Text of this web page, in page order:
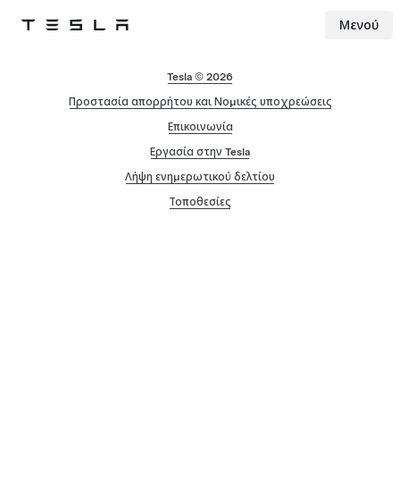
Tesla Μενού
Tesla © 2026
Προστασία απορρήτου και Νομικές υποχρεώσεις
Επικοινωνία
Εργασία στην Tesla
Λήψη ενημερωτικού δελτίου
Τοποθεσίες